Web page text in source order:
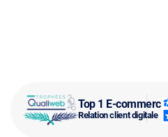
Top 1 E-commerce
Relation client digitale